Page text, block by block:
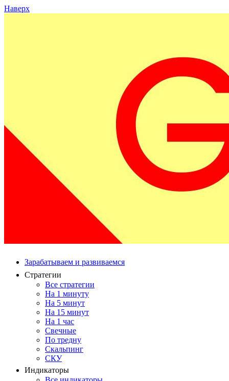
Наверх
Зарабатываем и развиваемся
Стратегии
Все стратегии
На 1 минуту
На 5 минут
На 15 минут
На 1 час
Свечные
По тредну
Скальпинг
СКУ
Индикаторы